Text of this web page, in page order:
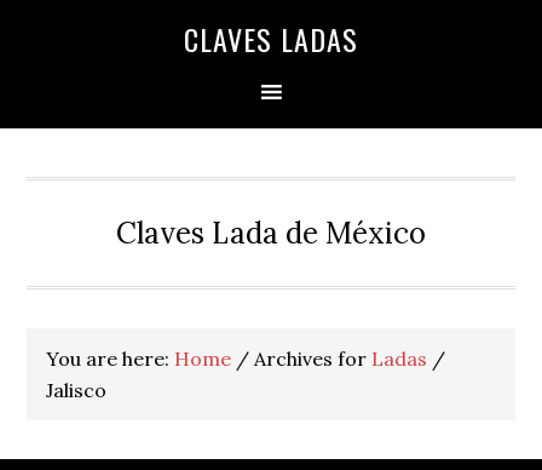
CLAVES LADAS
Claves Lada de México
You are here: Home / Archives for Ladas /
Jalisco